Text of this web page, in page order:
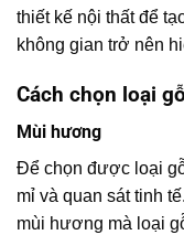
thiết kế nội thất để
không gian trở nên
Cách chọn loại
Mùi hương
Để chọn được loại
mỉ và quan sát tinh
mùi hương mà loại